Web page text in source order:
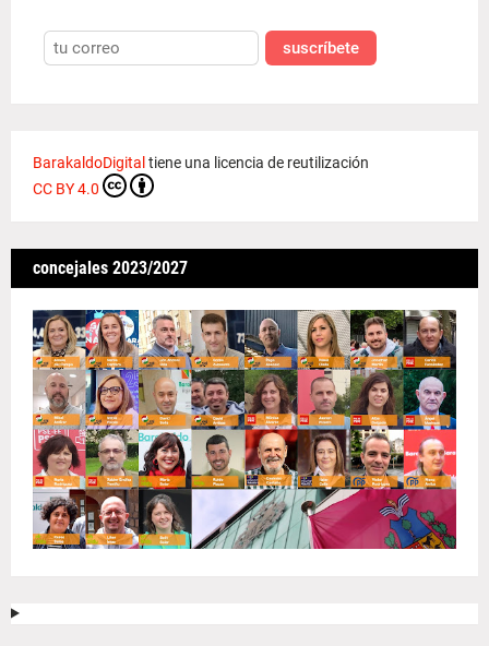
suscríbete
BarakaldoDigital tiene una licencia de reutilización
CC BY 4.0
concejales 2023/2027